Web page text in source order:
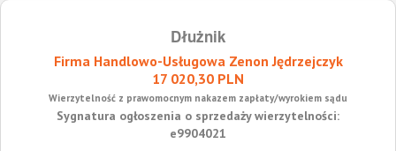
Dłużnik
Firma Handlowo-Usługowa Zenon Jędrzejczyk
17 020,30 PLN
Wierzytelność z prawomocnym nakazem zapłaty/wyrokiem sądu
Sygnatura ogłoszenia o sprzedaży wierzytelności:
e9904021